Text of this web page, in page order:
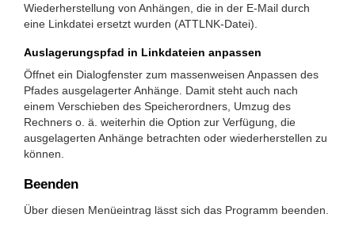
Wiederherstellung von Anhängen, die in der E-Mail durch
eine Linkdatei ersetzt wurden (ATTLNK-Datei).
Auslagerungspfad in Linkdateien anpassen
Öffnet ein Dialogfenster zum massenweisen Anpassen des
Pfades ausgelagerter Anhänge. Damit steht auch nach
einem Verschieben des Speicherordners, Umzug des
Rechners o. ä. weiterhin die Option zur Verfügung, die
ausgelagerten Anhänge betrachten oder wiederherstellen zu
können.
Beenden
Über diesen Menüeintrag lässt sich das Programm beenden.